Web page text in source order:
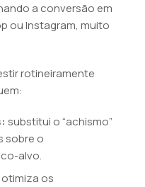
a conversão em
ou Instagram, muito
rotineiramente
substitui o “achismo”
sobre o
alvo.
otimiza os